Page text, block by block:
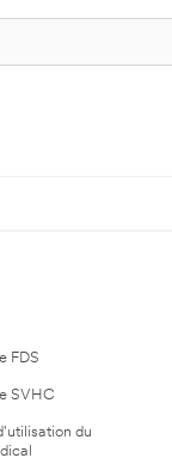
FDS
SVHC
du